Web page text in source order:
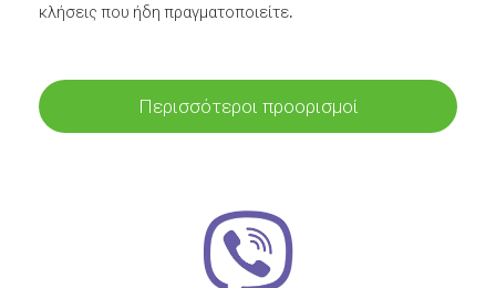
κλήσεις που ήδη πραγματοποιείτε.
Περισσότεροι προορισμοί